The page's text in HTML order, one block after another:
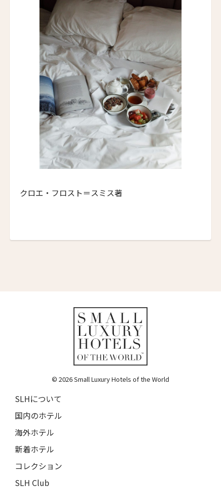
ヴィラヘヴン・リゾート・モルディブ
Villa Haven Resort Maldives
アマヤ
ル・マ・バロッサ
Le Mas Barossa
イズリントン・ホテル
Islington Hotel
スミス・ビーチ・リゾート
Smiths Beach Resort
シャレー・アット・ブラックヒース
ザ・リトリート・コー・チャン
HGUニューヨーク
ウェストハウス・ホテル・ニューヨーク
WestHouse Hotel New York
ウィルダー・ホテル・ウィンダム
Cuvée J2 Hôtel Osaka by 温故知新
Cuvée J2 Hôtel Osaka by Onko Chishin
ザ・フレデリック・ホテル
The Frederick Hotel
The Iroquois Hotel
クロエ・フロスト＝スミス著
© 2026 Small Luxury Hotels of the World
SLHについて
国内のホテル
海外ホテル
新着ホテル
コレクション
SLH Club